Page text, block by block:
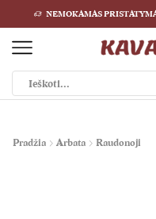
NEMOKAMAS
Pradžia Arbata Raudonoji